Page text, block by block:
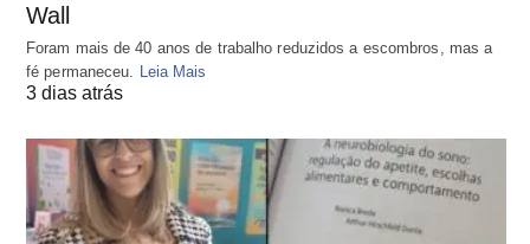
Wall
Foram mais de 40 anos de trabalho reduzidos a escombros, mas a
fé permaneceu. Leia Mais
3 dias atrás